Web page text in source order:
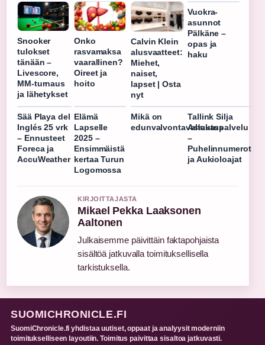
Snooker
tulokset
tänään –
Livescore,
MM-turnaus
ja lähetykset
Onko
rasvamaksa
vaarallinen?
Oireet ja
hoito
Calvin Klein
alusvaatteet:
Miehet,
naiset,
lapset | Osta
nyt
Vuokra-
asunnot
Pälkäne –
opas ja
haku
Sää Playa del
Inglés 25 vrk
– Ennusteet
Foreca ja
AccuWeather
Elämä
Lapselle
2025 –
Ensimmäistä
kertaa Turun
Logomossa
Mikä on
edunvalvontavaltuutus
Tallink Silja
Asiakaspalvelu
–
Puhelinnumerot
ja Aukioloajat
KIRJOITTAJASTA
Mikael Pekka Laaksonen
Aaltonen
Julkaisemme päivittäin faktapohjaista
sisältöä jatkuvalla toimituksellisella
tarkistuksella.
SUOMICHRONICLE.FI
SuomiChronicle.fi yhdistaa uutiset, oppaat ja analyysit moderniin
toimitukselliseen layoutiin. Toimitus paivittaa sisaltoa jatkuvasti.